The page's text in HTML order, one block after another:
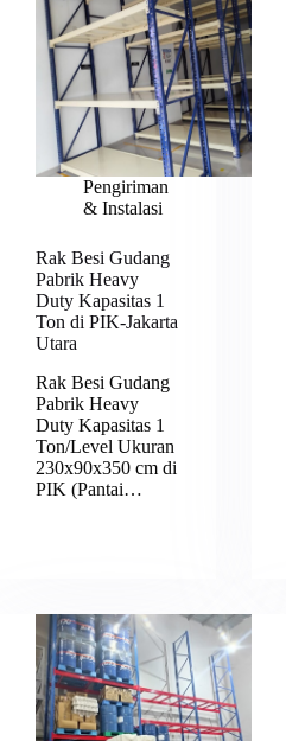
Pengiriman
& Instalasi
Rak Besi Gudang
Pabrik Heavy
Duty Kapasitas 1
Ton di PIK-Jakarta
Utara
Rak Besi Gudang
Pabrik Heavy
Duty Kapasitas 1
Ton/Level Ukuran
230x90x350 cm di
PIK (Pantai…